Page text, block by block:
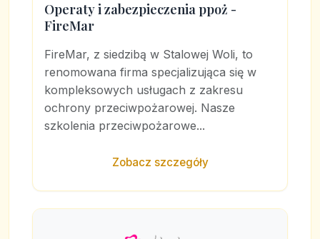
Operaty i zabezpieczenia ppoż -
FireMar
FireMar, z siedzibą w Stalowej Woli, to
renomowana firma specjalizująca się w
kompleksowych usługach z zakresu
ochrony przeciwpożarowej. Nasze
szkolenia przeciwpożarowe...
Zobacz szczegóły